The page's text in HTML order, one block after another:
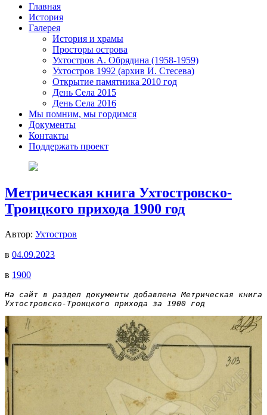
Главная
История
Галерея
История и храмы
Просторы острова
Ухтостров А. Обрядина (1958-1959)
Ухтостров 1992 (архив И. Стесева)
Открытие памятника 2010 год
День Села 2015
День Села 2016
Мы помним, мы гордимся
Документы
Контакты
Поддержать проект
Метрическая книга Ухтостровско-
Троицкого прихода 1900 год
Автор: Ухтостров
в 04.09.2023
в 1900
На сайт в раздел документы добавлена Метрическая книга
Ухтостровско-Троицкого прихода за 1900 год